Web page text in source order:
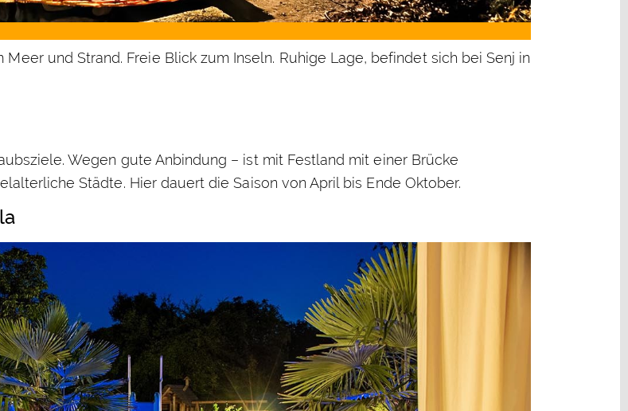
und Strand. Freie Blick zum Inseln. Ruhige Lage, befindet sich bei Senj in
Wegen gute Anbindung – ist mit Festland mit einer Brücke
Städte. Hier dauert die Saison von April bis Ende Oktober.